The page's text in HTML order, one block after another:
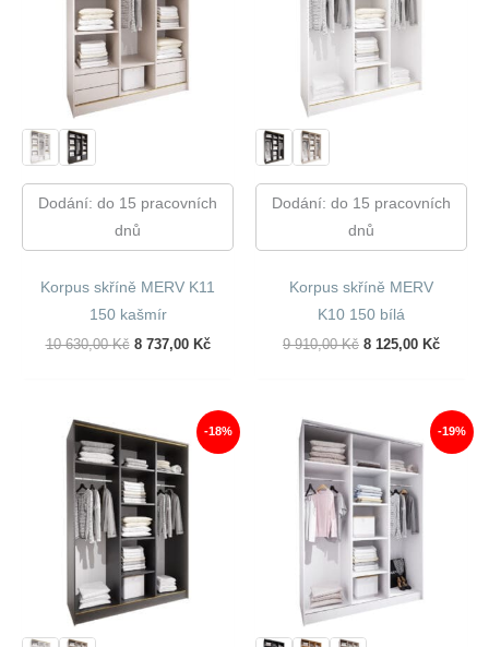
Dodání: do 15 pracovních
dnů
Korpus skříně MERV K11
150 kašmír
10 630,00Kč Původní
8 737,00 KčAktuální
737,00 Kč.
Dodání: do 15 pracovních
dnů
Korpus skříně MERV
K10 150 bílá
9 910,00Kč Původní
8 125,00 Kč
125,00
-18% -19%